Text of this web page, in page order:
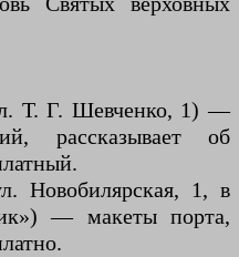
Т. Г. Шевченко, 1) —
рассказывает об
Новобилярская, 1, в
— макеты порта,